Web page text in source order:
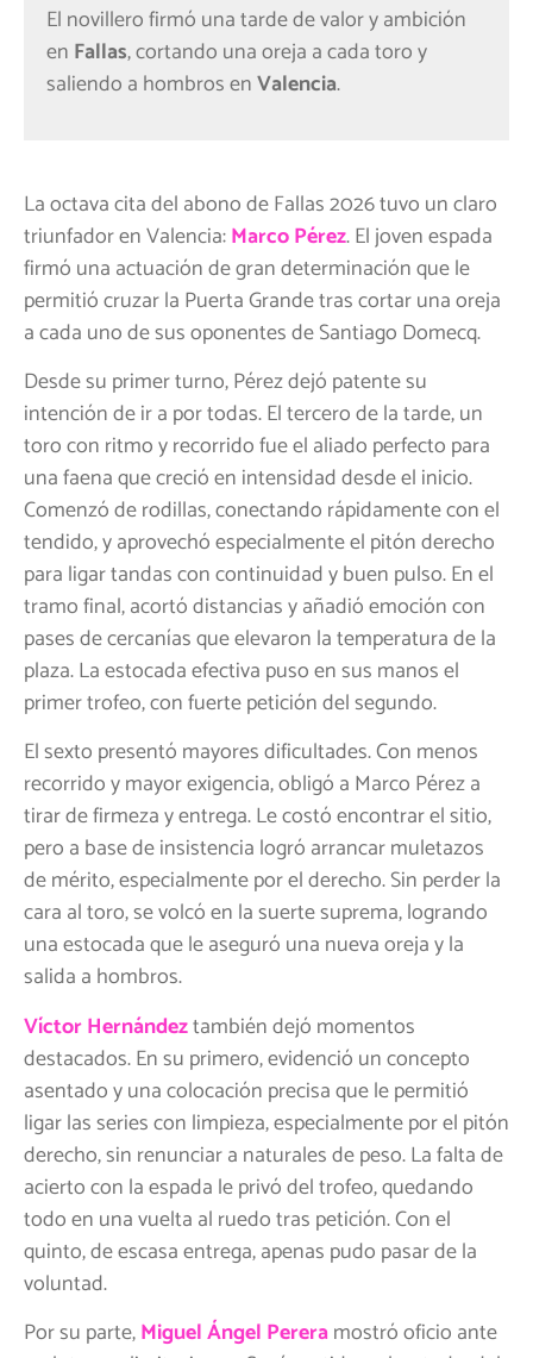
El novillero firmó una tarde de valor y ambición
en Fallas, cortando una oreja a cada toro y
saliendo a hombros enValencia.
La octava cita del abono de Fallas 2026 tuvo un claro
triunfador en Valencia:Marco Pérez. El joven espada
firmó una actuación de gran determinación que le
permitió cruzar la Puerta Grande tras cortar una oreja
a cada uno de sus oponentes de Santiago Domecq.
Desde su primer turno, Pérez dejó patente su
intención de ir a por todas. El tercero de la tarde, un
toro con ritmo y recorrido fue el aliado perfecto para
una faena que creció en intensidad desde el inicio.
Comenzó de rodillas, conectando rápidamente con el
tendido, y aprovechó especialmente el pitón derecho
para ligar tandas con continuidad y buen pulso. En el
tramo final, acortó distancias y añadió emoción con
pases de cercanías que elevaron la temperatura de la
plaza. La estocada efectiva puso en sus manos el
primer trofeo, con fuerte petición del segundo.
El sexto presentó mayores dificultades. Con menos
recorrido y mayor exigencia, obligó a Marco Pérez a
tirar de firmeza y entrega. Le costó encontrar el sitio,
pero a base de insistencia logró arrancar muletazos
de mérito, especialmente por el derecho. Sin perder la
cara al toro, se volcó en la suerte suprema, logrando
una estocada que le aseguró una nueva oreja y la
salida a hombros.
Víctor Hernándeztambién dejó momentos
destacados. En su primero, evidenció un concepto
asentado y una colocación precisa que le permitió
ligar las series con limpieza, especialmente por el pitón
derecho, sin renunciar a naturales de peso. La falta de
acierto con la espada le privó del trofeo, quedando
todo en una vuelta al ruedo tras petición. Con el
quinto, de escasa entrega, apenas pudo pasar de la
voluntad.
Por su parte,Miguel Ángel Pereramostró oficio ante